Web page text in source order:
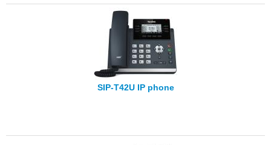
SIP-T42U IP phone